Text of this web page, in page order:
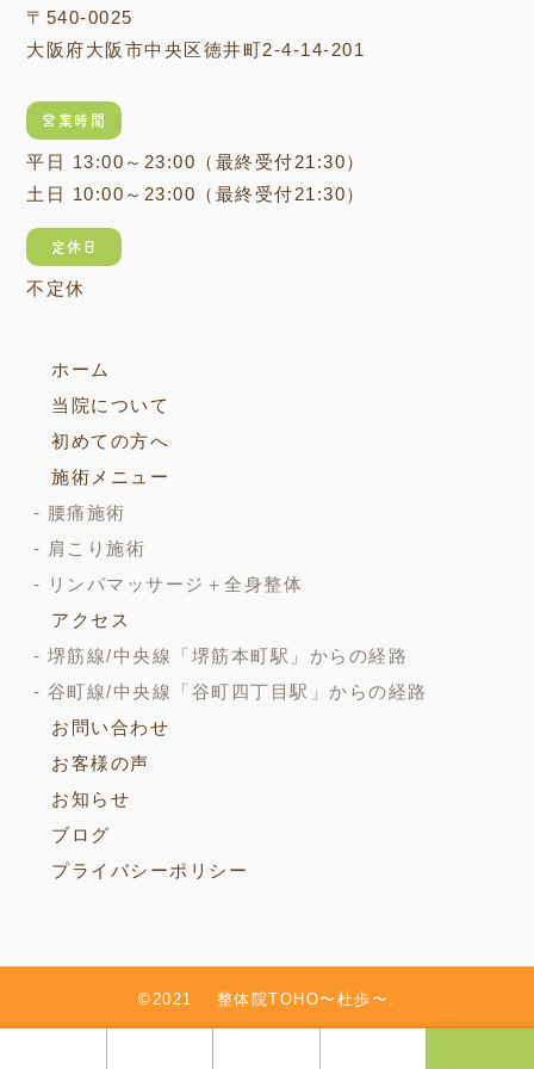
〒540-0025
大阪府大阪市中央区徳井町2-4-14-201
営業時間
平日 13:00～23:00（最終受付21:30）
土日 10:00～23:00（最終受付21:30）
定休日
不定休
ホーム
当院について
初めての方へ
施術メニュー
腰痛施術
肩こり施術
リンパマッサージ＋全身整体
アクセス
堺筋線/中央線「堺筋本町駅」からの経路
谷町線/中央線「谷町四丁目駅」からの経路
お問い合わせ
お客様の声
お知らせ
ブログ
プライバシーポリシー
©2021 整体院TOHO〜杜歩〜.